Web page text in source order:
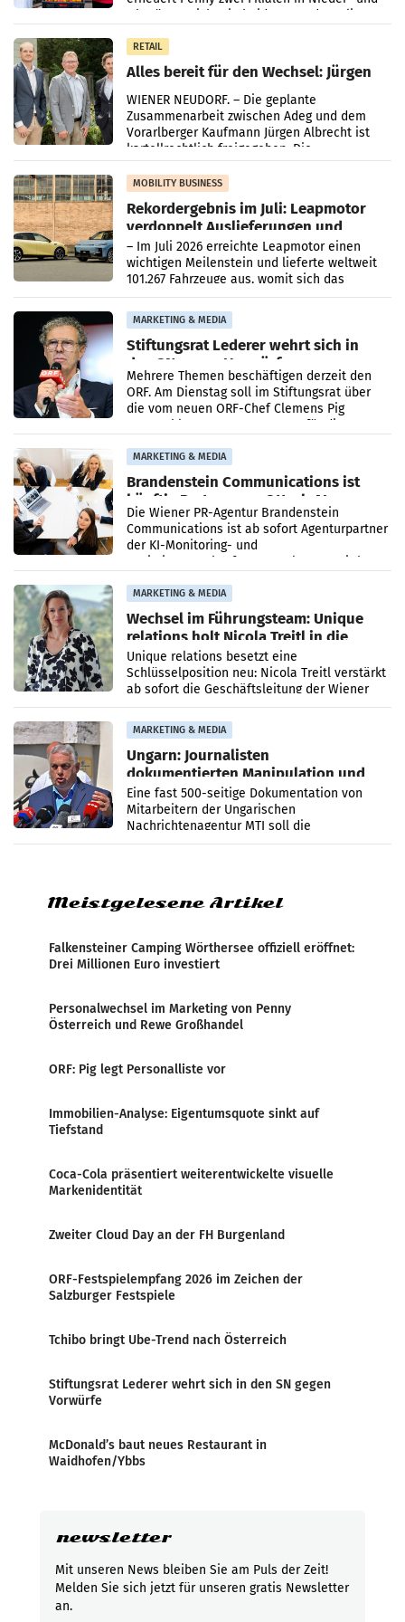
Oberösterreich. Die beiden Standorte liegen
RETAIL
Alles bereit für den Wechsel: Jürgen
Albrecht setzt ab 1.1.2027 auf Adeg
WIENER NEUDORF. – Die geplante
Zusammenarbeit zwischen Adeg und dem
Vorarlberger Kaufmann Jürgen Albrecht ist
kartellrechtlich freigegeben: Die
Bundeswettbewerbsbehörde und der
Bundeskartellanwalt
MOBILITY BUSINESS
Rekordergebnis im Juli: Leapmotor
verdoppelt Auslieferungen und
überschreitet die 100.000er-Marke
– Im Juli 2026 erreichte Leapmotor einen
wichtigen Meilenstein und lieferte weltweit
101.267 Fahrzeuge aus, womit sich das
Ergebnis gegenüber Juli 2025 mehr als
verdoppelte (+102
MARKETING & MEDIA
Stiftungsrat Lederer wehrt sich in
den SN gegen Vorwürfe
Mehrere Themen beschäftigen derzeit den
ORF. Am Dienstag soll im Stiftungsrat über
die vom neuen ORF-Chef Clemens Pig
vorgeschlagenen Besetzungen für die
MARKETING & MEDIA
Brandenstein Communications ist
künftig Partner von OtterlyAI
Die Wiener PR-Agentur Brandenstein
Communications ist ab sofort Agenturpartner
der KI-Monitoring- und
Optimierungsplattform OtterlyAI. Damit baut
MARKETING & MEDIA
Wechsel im Führungsteam: Unique
relations holt Nicola Treitl in die
Geschäftsleitung
Unique relations besetzt eine
Schlüsselposition neu: Nicola Treitl verstärkt
ab sofort die Geschäftsleitung der Wiener
PR-Agentur an der Seite von Josef Kalina und
Anna Kalina-Mahr.
MARKETING & MEDIA
Ungarn: Journalisten
dokumentierten Manipulation und
Zensur
Eine fast 500-seitige Dokumentation von
Mitarbeitern der Ungarischen
Nachrichtenagentur MTI soll die
systematische Nachrichten-Manipulation und
Meistgelesene Artikel
Falkensteiner Camping Wörthersee offiziell eröffnet:
Drei Millionen Euro investiert
Personalwechsel im Marketing von Penny
Österreich und Rewe Großhandel
ORF: Pig legt Personalliste vor
Immobilien-Analyse: Eigentumsquote sinkt auf
Tiefstand
Coca-Cola präsentiert weiterentwickelte visuelle
Markenidentität
Zweiter Cloud Day an der FH Burgenland
ORF-Festspielempfang 2026 im Zeichen der
Salzburger Festspiele
Tchibo bringt Ube-Trend nach Österreich
Stiftungsrat Lederer wehrt sich in den SN gegen
Vorwürfe
McDonald’s baut neues Restaurant in
Waidhofen/Ybbs
newsletter
Mit unseren News bleiben Sie am Puls der Zeit!
Melden Sie sich jetzt für unseren gratis Newsletter
an.